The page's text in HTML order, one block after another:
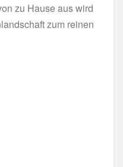
zu Hause aus wird
zum reinen